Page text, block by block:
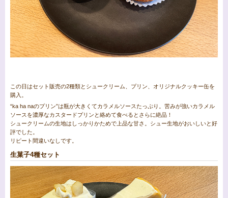
この日はセット販売の2種類とシュークリーム、プリン、オリジナルクッキー缶を
購入。
“ka ha naのプリン”は瓶が大きくてカラメルソースたっぷり。苦みが強いカラメル
ソースを濃厚なカスタードプリンと絡めて食べるとさらに絶品！
シュークリームの生地はしっかりかためで上品な甘さ。シュー生地がおいしいと好
評でした。
リピート間違いなしです。
生菓子4種セット